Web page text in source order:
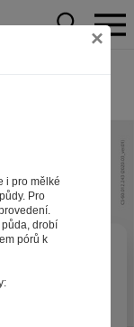
×
i pro mělké
Pro
drobí
pórů k
(souhlas
našli to, co